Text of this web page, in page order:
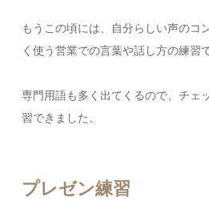
もうこの頃には、自分らしい声のコ
く使う営業での言葉や話し方の練習
専門用語も多く出てくるので、チェ
習できました。
プレゼン練習